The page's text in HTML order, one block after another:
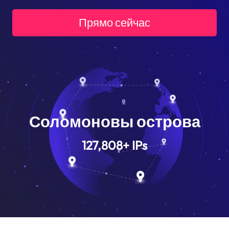
Прямо сейчас
Соломоновы острова
127,808+ IPs